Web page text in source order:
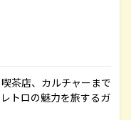
茶店、カルチャーまで
トロの魅力を旅するガ